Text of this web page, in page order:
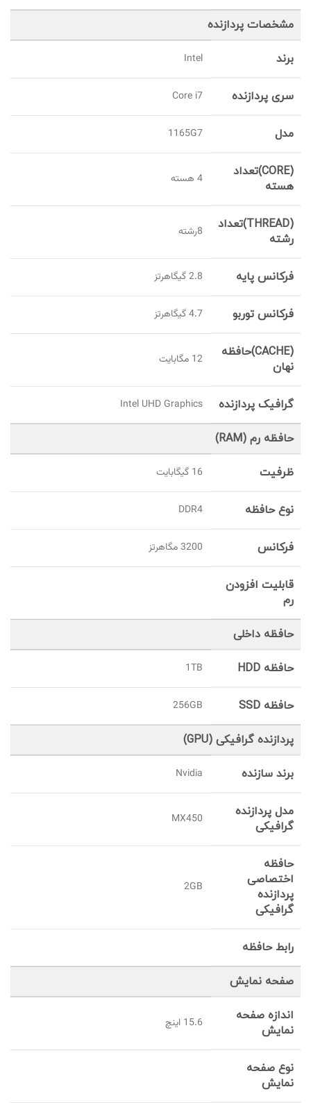
مشخصات پردازنده
برند Intel
سری پردازنده Core i7
مدل 1165G7
(CORE)تعداد
هسته
4 هسته
(THREAD)تعداد
رشته
8رشته
فرکانس پایه 2.8 گیگاهرتز
فرکانس توربو 4.7 گیگاهرتز
(CACHE)حافظه
نهان
12 مگابایت
گرافیک پردازنده Intel UHD Graphics
حافظه رم (RAM)
ظرفیت 16 گيگابايت
نوع حافظه DDR4
فرکانس 3200 مگاهرتز
قابلیت افزودن
رم
حافظه داخلی
حافظه HDD 1TB
حافظه SSD 256GB
پردازنده گرافیکی (GPU)
برند سازنده Nvidia
مدل پردازنده
گرافیکی
MX450
حافظه
اختصاصی
پردازنده
گرافیکی
2GB
رابط حافظه
صفحه نمایش
اندازه صفحه
نمایش
15.6 اینچ
نوع صفحه
نمایش